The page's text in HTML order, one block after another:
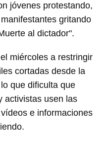
jóvenes protestando,
gritando
al dictador".
miércoles a restringir
cortadas desde la
que dificulta que
activistas usen las
e informaciones